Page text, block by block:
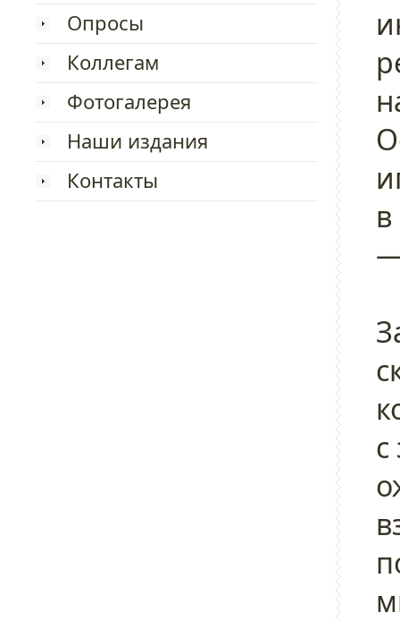
Опросы
Коллегам
Фотогалерея
Наши издания
Контакты